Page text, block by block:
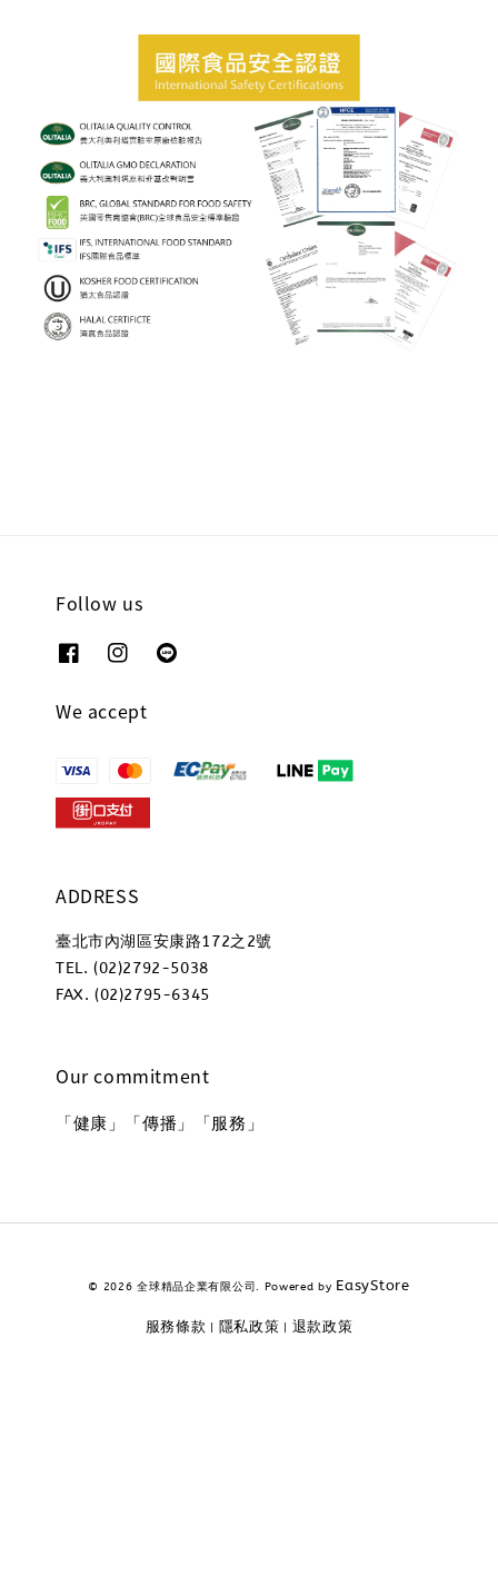
Follow us
We accept
ADDRESS
臺北市內湖區安康路172之2號
TEL. (02)2792-5038
FAX. (02)2795-6345
Our commitment
「健康」「傳播」「服務」
© 2026 全球精品企業有限公司. Powered by EasyStore
服務條款 隱私政策 退款政策